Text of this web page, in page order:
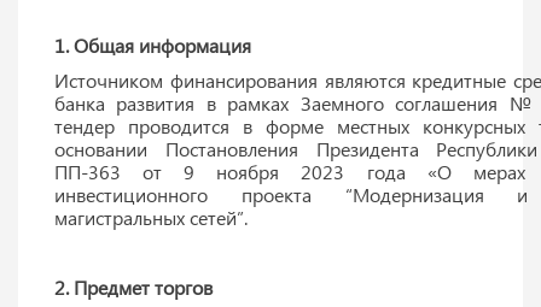
1. Общая информация
Источником финансирования являются кредитные
банка развития в рамках Заемного соглашения
тендер проводится в форме местных
основании Постановления Президента
ПП-363 от 9 ноября 2023 года «О мерах
инвестиционного проекта “Модернизация и
магистральных сетей”.
2. Предмет торгов